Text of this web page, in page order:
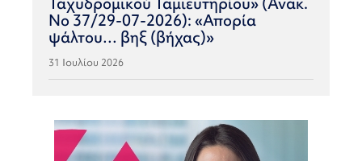
Νο 37/29-07-2026): «Απορία
ψάλτου… βηξ (βήχας)»
31 Ιουλίου 2026